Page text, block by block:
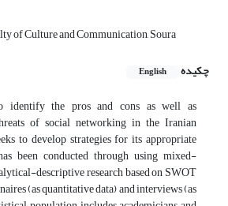
of Culture and Communication, Soura
چکیده
English
identify the pros and cons as well as
of social networking in the Iranian
to develop strategies for its appropriate
been conducted through using mixed-
descriptive research based on SWOT
(as quantitative data) and interviews (as